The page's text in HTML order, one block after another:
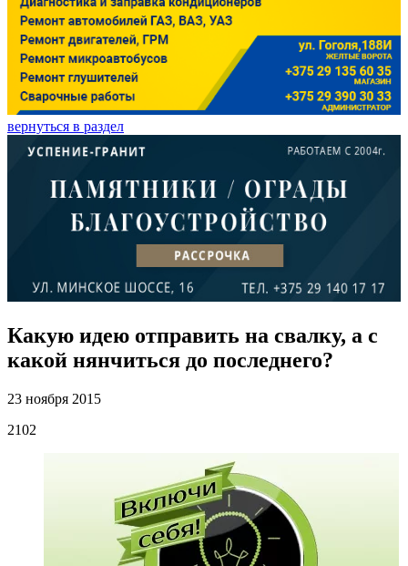
вернуться в раздел
Какую идею отправить на свалку, а с
какой нянчиться до последнего?
23 ноября 2015
2102